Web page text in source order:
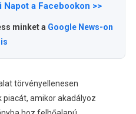
Napot a Facebookon >>
minket a Google News-on
is
törvényellenesen
amikor akadályoz